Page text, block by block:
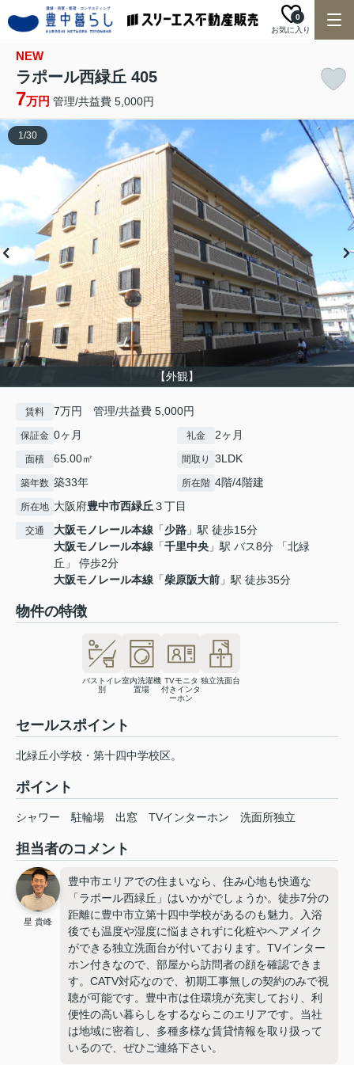
お気に入り
0
NEW
ラポール西緑丘 405
7万円 管理/共益費 5,000円
【外観】
1/30
賃料 7万円 管理/共益費 5,000円
保証金 0ヶ月 礼金 2ヶ月
面積 65.00㎡ 間取り 3LDK
築年数 築33年 所在階 4階/4階建
所在地 大阪府豊中市西緑丘３丁目
交通 大阪モノレール本線 「少路 」駅 徒歩15分
大阪モノレール本線 「千里中央 」駅 バス8分 「北緑
丘」 停歩2分
大阪モノレール本線 「柴原阪大前 」駅 徒歩35分
物件の特徴
バストイレ
別
室内洗濯機
置場
TVモニタ
付きインタ
ーホン
独立洗面台
セールスポイント
北緑丘小学校・第十四中学校区。
ポイント
シャワー 駐輪場 出窓 TVインターホン 洗面所独立
担当者のコメント
星 貴峰
豊中市エリアでの住まいなら、住み心地も快適な
「ラポール西緑丘」はいかがでしょうか。徒歩7分の
距離に豊中市立第十四中学校があるのも魅力。入浴
後でも温度や湿度に悩まされずに化粧やヘアメイク
ができる独立洗面台が付いております。TVインター
ホン付きなので、部屋から訪問者の顔を確認できま
す。CATV対応なので、初期工事無しの契約のみで視
聴が可能です。豊中市は住環境が充実しており、利
便性の高い暮らしをするならこのエリアです。当社
は地域に密着し、多種多様な賃貸情報を取り扱って
いるので、ぜひご連絡下さい。